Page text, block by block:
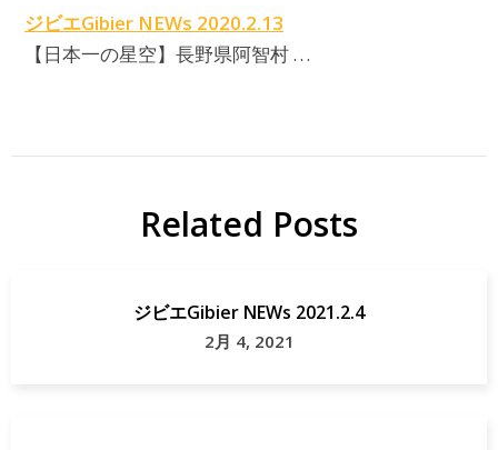
ジビエGibier NEWs 2020.2.13
【日本一の星空】長野県阿智村 …
Related Posts
ジビエGibier NEWs 2021.2.4
2月 4, 2021